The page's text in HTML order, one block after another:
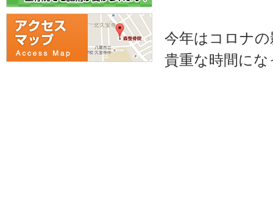
今年はコロナ
貴重な時間に